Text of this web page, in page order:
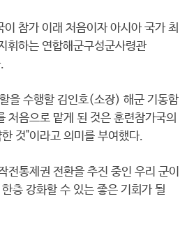
참가 이래 처음이자 아시아 국가 최
휘하는 연합해군구성군사령관
을 수행할 김인호(소장) 해군 기동함
처음으로 맡게 된 것은 훈련참가국의
것"이라고 의미를 부여했다.
전통제권 전환을 추진 중인 우리 군이
층 강화할 수 있는 좋은 기회가 될